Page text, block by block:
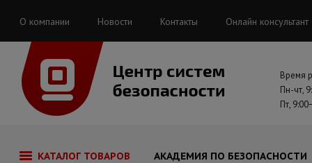
О компании Новости Контакты Онлайн консультант
Время
Пн-чт,
Пт,
КАТАЛОГ ТОВАРОВ АКАДЕМИЯ ПО БЕЗОПАСНОСТИ